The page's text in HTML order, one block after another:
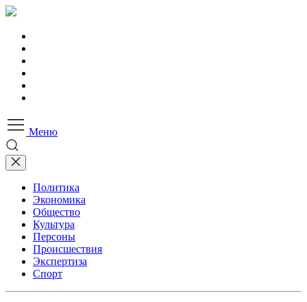
Меню
Политика
Экономика
Общество
Культура
Персоны
Происшествия
Экспертиза
Спорт